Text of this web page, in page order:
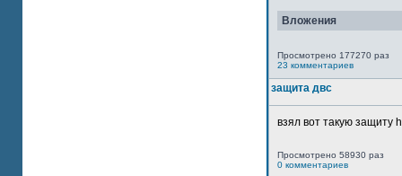
Вложения
Просмотрено 177270 раз
23 комментариев
защита двс
взял вот такую защиту
Просмотрено 58930 раз
0 комментариев